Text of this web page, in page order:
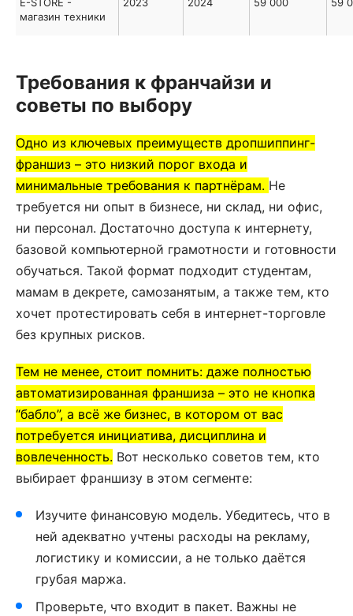
магазин техники
Требования к франчайзи и
советы по выбору
Одно из ключевых преимуществ дропшиппинг-
франшиз – это низкий порог входа и
минимальные требования к партнёрам. Не
требуется ни опыт в бизнесе, ни склад, ни офис,
ни персонал. Достаточно доступа к интернету,
базовой компьютерной грамотности и готовности
обучаться. Такой формат подходит студентам,
мамам в декрете, самозанятым, а также тем, кто
хочет протестировать себя в интернет-торговле
без крупных рисков.
Тем не менее, стоит помнить: даже полностью
автоматизированная франшиза – это не кнопка
“бабло”, а всё же бизнес, в котором от вас
потребуется инициатива, дисциплина и
вовлеченность. Вот несколько советов тем, кто
выбирает франшизу в этом сегменте:
Изучите финансовую модель. Убедитесь, что в
ней адекватно учтены расходы на рекламу,
логистику и комиссии, а не только даётся
грубая маржа.
Проверьте, что входит в пакет. Важны не